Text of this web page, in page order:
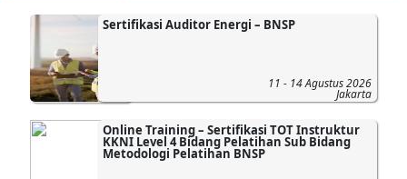
Sertifikasi Auditor Energi – BNSP
11 - 14 Agustus 2026
Jakarta
Online Training – Sertifikasi TOT Instruktur
KKNI Level 4 Bidang Pelatihan Sub Bidang
Metodologi Pelatihan BNSP